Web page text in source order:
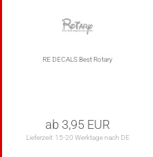
RE DECALS Best Rotary
ab 3,95 EUR
Lieferzeit: 15-20 Werktage nach DE